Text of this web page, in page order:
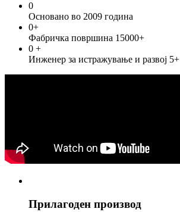
0
Основано во 2009 година
0+
Фабричка површина 15000+
0 +
Инженер за истражување и развој 5+
Прилагоден производ